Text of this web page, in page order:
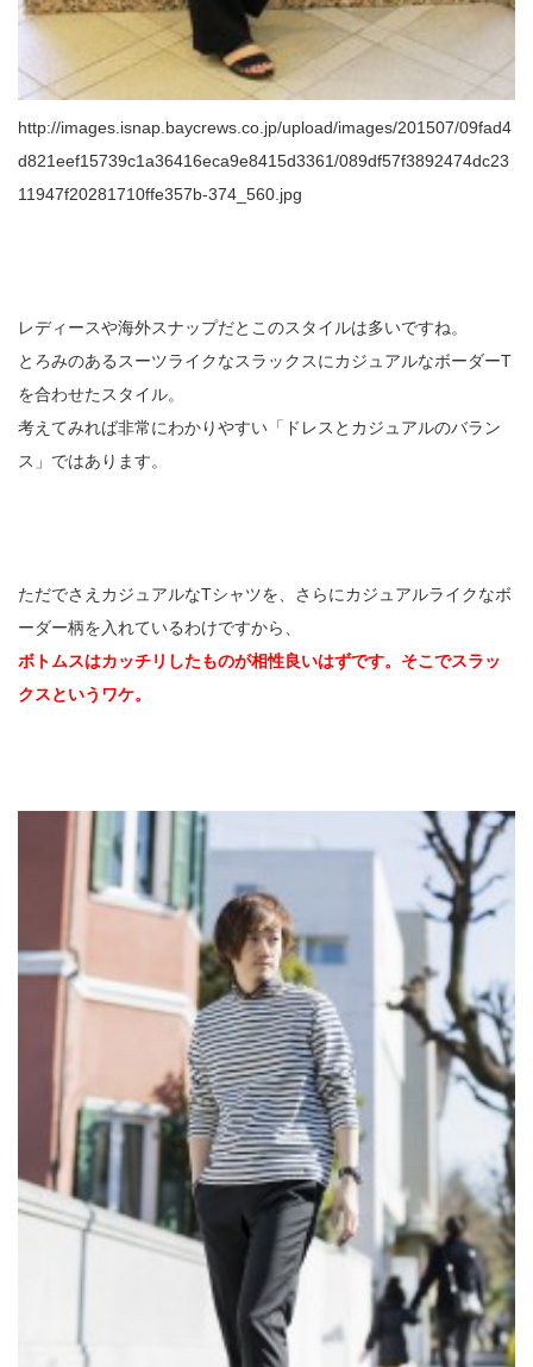
http://images.isnap.baycrews.co.jp/upload/images/201507/09fad4
d821eef15739c1a36416eca9e8415d3361/089df57f3892474dc23
11947f20281710ffe357b-374_560.jpg
レディースや海外スナップだとこのスタイルは多いですね。
とろみのあるスーツライクなスラックスにカジュアルなボーダーT
を合わせたスタイル。
考えてみれば非常にわかりやすい「ドレスとカジュアルのバラン
ス」ではあります。
ただでさえカジュアルなTシャツを、さらにカジュアルライクなボ
ーダー柄を入れているわけですから、
ボトムスはカッチリしたものが相性良いはずです。そこでスラッ
クスというワケ。